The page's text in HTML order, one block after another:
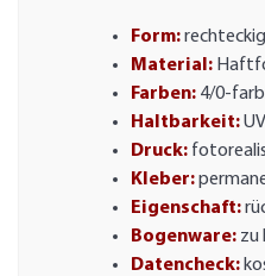
Form:
Material:
Farben:4/0-
Haltbarkeit:
Druck:
Kleber:
Eigenschaft:
Bogenware:zu
Datencheck: